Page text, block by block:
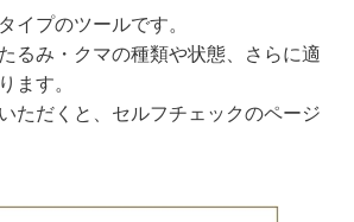
イプのツールです。
るみ・クマの種類や状態、さらに適
ます。
ただくと、セルフチェックのページ